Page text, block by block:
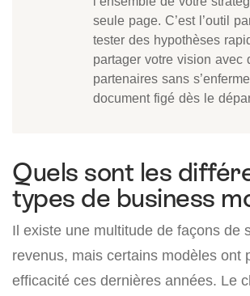
seule page. C’est l’outil
tester des hypothèses
partager votre vision avec
partenaires sans
document figé dès le
Quels sont les
types de business
Il existe une multitude de façons de
revenus, mais certains modèles ont
efficacité ces dernières années. Le